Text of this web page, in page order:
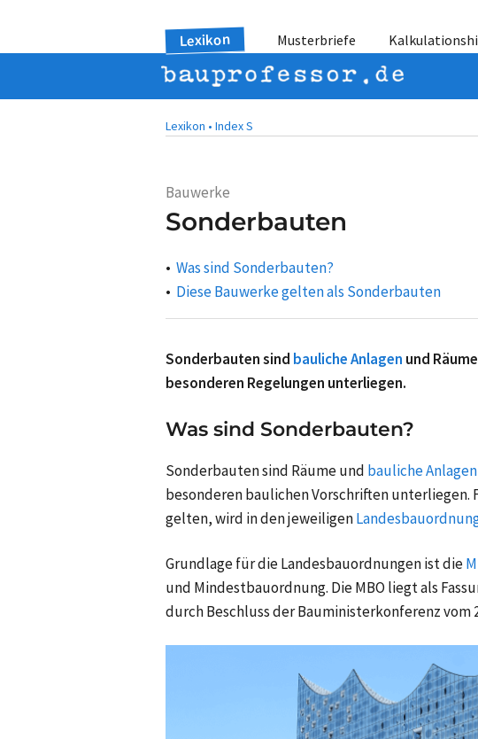
Lexikon Musterbriefe
Lexikon • Index S
Bauwerke
Sonderbauten
Was sind Sonderbauten?
Diese Bauwerke gelten als Sonderbauten
Sonderbauten sind bauliche Anlagen und
besonderen Regelungen unterliegen.
Was sind Sonderbauten?
Sonderbauten sind Räume und bauliche Anlagen
besonderen baulichen Vorschriften
gelten, wird in den jeweiligen
Grundlage für die Landesbauordnungen ist die
und Mindestbauordnung. Die MBO liegt als
durch Beschluss der Bauministerkonferenz vom